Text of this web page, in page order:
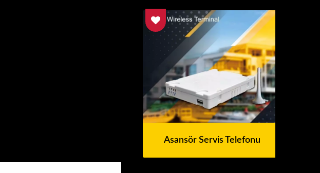
Asansör Servis Telefonu